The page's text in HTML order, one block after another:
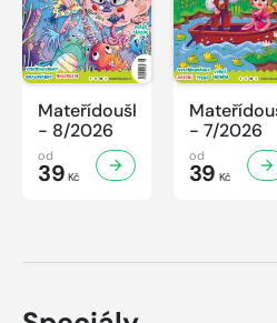
Mateřídouška
- 8/2026
od
39 Kč
- 7/2026
od
39 Kč